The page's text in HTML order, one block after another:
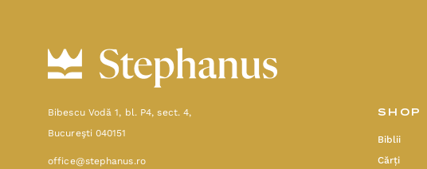
Bibescu Vodă 1, bl. P4, sect. 4,
Bucureşti 040151
office@stephanus.ro
SHOP
Biblii
Cărți